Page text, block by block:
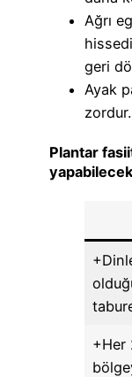
Ağrı
geri
Ayak
zordur.
Plantar
+Her